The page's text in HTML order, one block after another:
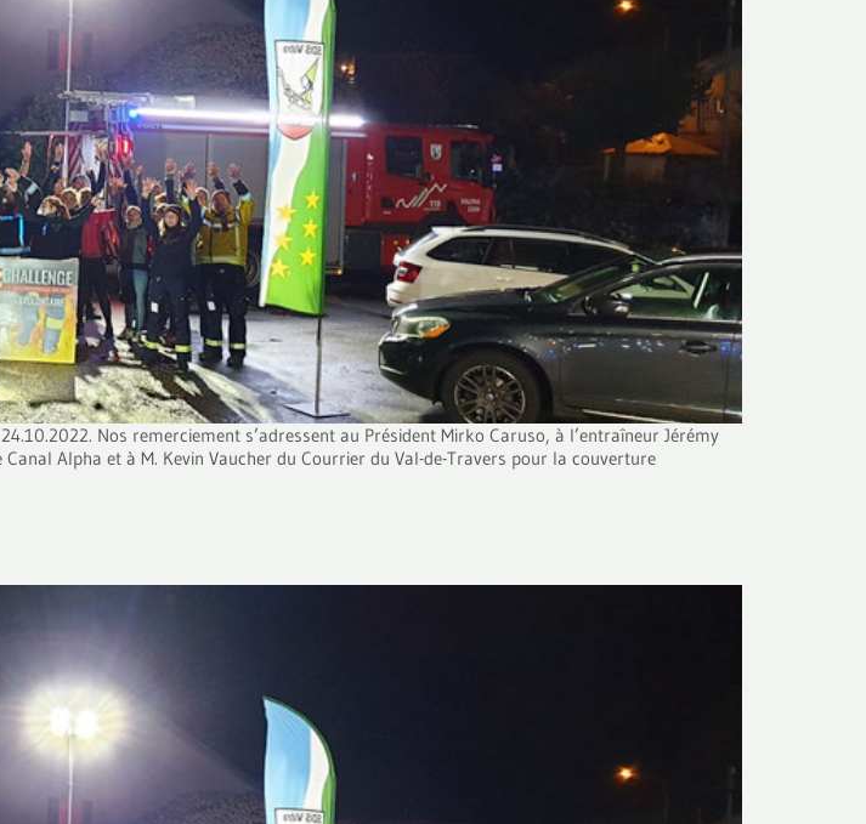
Nos remerciement s’adressent au Président Mirko Caruso, à l’entraîneur Jérémy
Alpha et à M. Kevin Vaucher du Courrier du Val-de-Travers pour la couverture